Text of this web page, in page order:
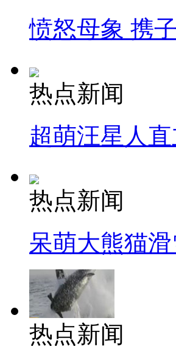
愤怒母象 携
热点新闻
超萌汪星人
热点新闻
呆萌大熊猫
热点新闻